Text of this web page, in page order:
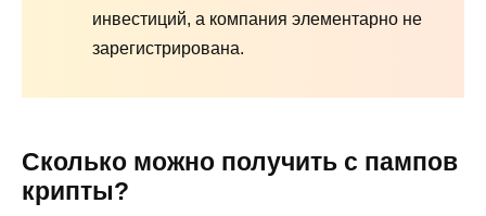
инвестиций, а компания элементарно не
зарегистрирована.
Сколько можно получить с пампов
крипты?